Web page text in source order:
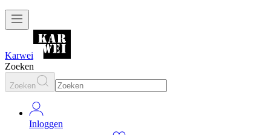
Karwei
Zoeken
Zoeken
Inloggen